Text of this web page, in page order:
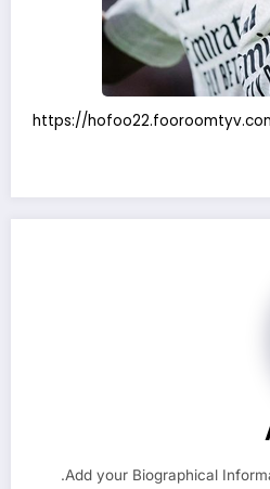
https://
Add your Biographical